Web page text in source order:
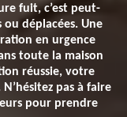
fuit, c’est peut-
ou déplacées. Une
en urgence
toute la maison
réussie, votre
pas à faire
pour prendre